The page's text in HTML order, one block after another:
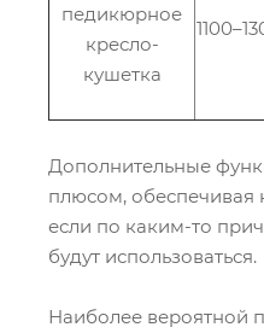
педикюрное
кресло-
кушетка
Дополнительные
плюсом, обеспечивая
если по каким-то
будут использоваться.
Наиболее вероятной